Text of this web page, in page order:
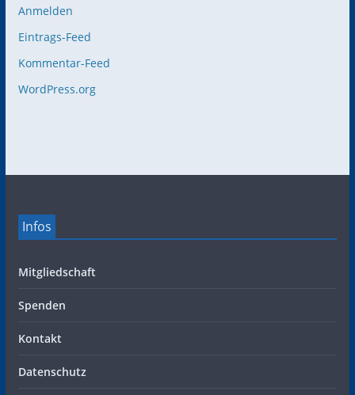
Anmelden
Eintrags-Feed
Kommentar-Feed
WordPress.org
Infos
Mitgliedschaft
Spenden
Kontakt
Datenschutz